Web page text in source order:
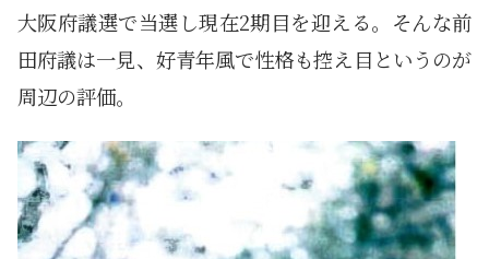
大阪府議選で当選し現在2期目を迎える。そんな前
田府議は一見、好青年風で性格も控え目というのが
周辺の評価。